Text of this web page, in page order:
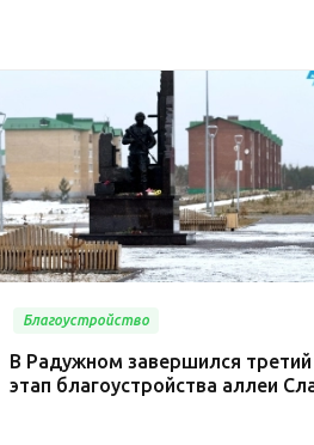
Благоустройство
В Радужном завершился третий
этап благоустройства аллеи